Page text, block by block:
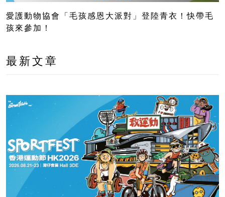
愛護動物協會「毛孩感恩大派對」登陸青衣！快帶毛
孩來參加！
最新文章